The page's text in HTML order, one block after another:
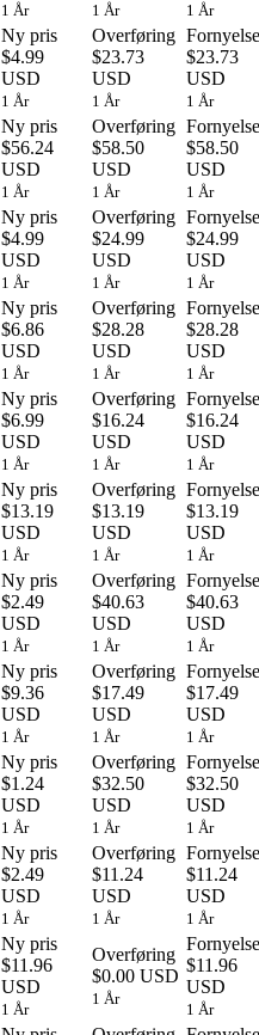
1 År 1 År 1 År
Ny pris
$4.99
USD
1 År
Overføring
$23.73
USD
1 År
Fornyelse
$23.73
USD
1 År
Ny pris
$56.24
USD
1 År
Overføring
$58.50
USD
1 År
Fornyelse
$58.50
USD
1 År
Ny pris
$4.99
USD
1 År
Overføring
$24.99
USD
1 År
Fornyelse
$24.99
USD
1 År
Ny pris
$6.86
USD
1 År
Overføring
$28.28
USD
1 År
Fornyelse
$28.28
USD
1 År
Ny pris
$6.99
USD
1 År
Overføring
$16.24
USD
1 År
Fornyelse
$16.24
USD
1 År
Ny pris
$13.19
USD
1 År
Overføring
$13.19
USD
1 År
Fornyelse
$13.19
USD
1 År
Ny pris
$2.49
USD
1 År
Overføring
$40.63
USD
1 År
Fornyelse
$40.63
USD
1 År
Ny pris
$9.36
USD
1 År
Overføring
$17.49
USD
1 År
Fornyelse
$17.49
USD
1 År
Ny pris
$1.24
USD
1 År
Overføring
$32.50
USD
1 År
Fornyelse
$32.50
USD
1 År
Ny pris
$2.49
USD
1 År
Overføring
$11.24
USD
1 År
Fornyelse
$11.24
USD
1 År
Ny pris
$11.96
USD
1 År
Overføring
$0.00 USD
1 År
Fornyelse
$11.96
USD
1 År